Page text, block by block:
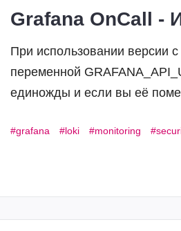
Grafana OnCall -
При использовании версии
переменной
единожды и если вы её
grafana loki monitoring